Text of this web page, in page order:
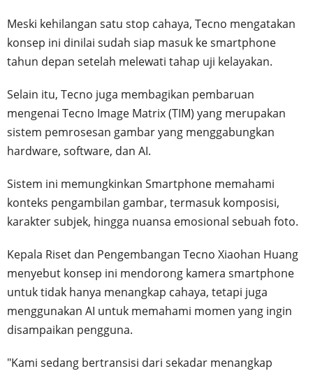
Meski kehilangan satu stop cahaya, Tecno mengatakan
konsep ini dinilai sudah siap masuk ke smartphone
tahun depan setelah melewati tahap uji kelayakan.
Selain itu, Tecno juga membagikan pembaruan
mengenai Tecno Image Matrix (TIM) yang merupakan
sistem pemrosesan gambar yang menggabungkan
hardware, software, dan AI.
Sistem ini memungkinkan Smartphone memahami
konteks pengambilan gambar, termasuk komposisi,
karakter subjek, hingga nuansa emosional sebuah foto.
Kepala Riset dan Pengembangan Tecno Xiaohan Huang
menyebut konsep ini mendorong kamera smartphone
untuk tidak hanya menangkap cahaya, tetapi juga
menggunakan AI untuk memahami momen yang ingin
disampaikan pengguna.
"Kami sedang bertransisi dari sekadar menangkap